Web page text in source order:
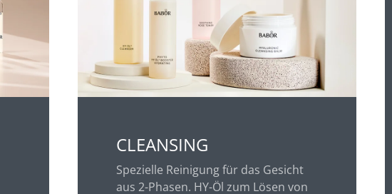
CLEANSING
Spezielle Reinigung für das Gesicht
aus 2-Phasen. HY-Öl zum Lösen von